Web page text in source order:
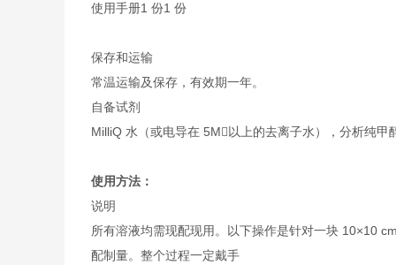
使用手册1 份1 份
保存和运输
常温运输及保存，有效期一年。
自备试剂
MilliQ 水（或电导在 5M以上的去离子水），分析纯甲
使用方法：
说明
所有溶液均需现配现用。以下操作是针对一块 10×10
配制量。整个过程一定戴手